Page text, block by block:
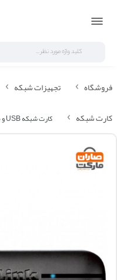
فروشگاه تجهیزات شبکه
کارت شبکه
کارت شبکه USB و بی‌سیم دی-لینک مدل DWA-123